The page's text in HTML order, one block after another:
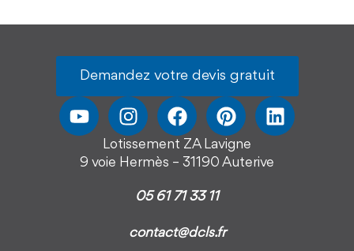
Demandez votre devis gratuit
Lotissement ZA Lavigne
9 voie Hermès – 31190 Auterive
05 61 71 33 11
contact@dcls.fr